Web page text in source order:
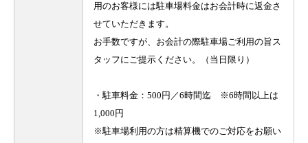
用のお客様には駐車場料金はお会計時に返金さ
せていただきます。
お手数ですが、お会計の際駐車場ご利用の旨ス
タッフにご提示ください。（当日限り）
・駐車料金：500円／6時間迄 ※6時間以上は
1,000円
※駐車場利用の方は精算機でのご対応をお願い